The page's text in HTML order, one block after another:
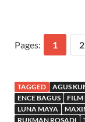
Pages: 1 2
TAGGED AGUS
ENCE BAGUS
FILM
LUNA MAYA
RUKMAN ROSADI